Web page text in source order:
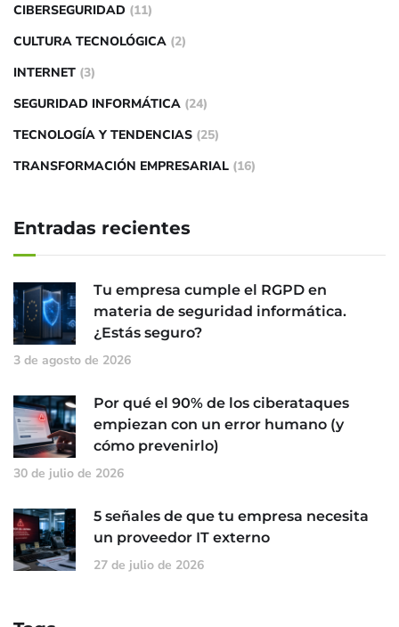
CIBERSEGURIDAD (11)
CULTURA TECNOLÓGICA (2)
INTERNET (3)
SEGURIDAD INFORMÁTICA (24)
TECNOLOGÍA Y TENDENCIAS (25)
TRANSFORMACIÓN EMPRESARIAL (16)
Entradas recientes
Tu empresa cumple el RGPD en
materia de seguridad informática.
¿Estás seguro?
3 de agosto de 2026
Por qué el 90% de los ciberataques
empiezan con un error humano (y
cómo prevenirlo)
30 de julio de 2026
5 señales de que tu empresa necesita
un proveedor IT externo
27 de julio de 2026